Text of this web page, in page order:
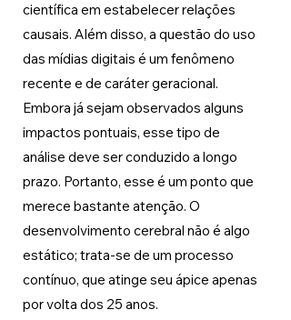
científica em estabelecer relações
causais. Além disso, a questão do uso
das mídias digitais é um fenômeno
recente e de caráter geracional.
Embora já sejam observados alguns
impactos pontuais, esse tipo de
análise deve ser conduzido a longo
prazo. Portanto, esse é um ponto que
merece bastante atenção. O
desenvolvimento cerebral não é algo
estático; trata-se de um processo
contínuo, que atinge seu ápice apenas
por volta dos 25 anos.